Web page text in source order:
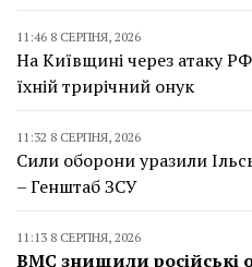
11:46 8 СЕРПНЯ, 2026
На Київщині через атаку
їхній трирічний онук
11:32 8 СЕРПНЯ, 2026
Сили оборони уразили
– Генштаб ЗСУ
11:13 8 СЕРПНЯ, 2026
ВМС знищили російські